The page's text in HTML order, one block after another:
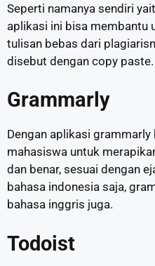
Seperti namanya sendiri
aplikasi ini bisa membantu
tulisan bebas dari
disebut dengan copy paste.
Grammarly
Dengan aplikasi
mahasiswa untuk
dan benar, sesuai dengan
bahasa indonesia saja,
bahasa inggris juga.
Todoist